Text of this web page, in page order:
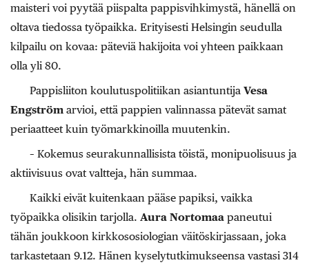
maisteri voi pyytää piispalta pappisvihkimystä, hänellä on
oltava tiedossa työpaikka. Erityisesti Helsingin seudulla
kilpailu on kovaa: päteviä hakijoita voi yhteen paikkaan
olla yli 80.
Pappisliiton koulutuspolitiikan asiantuntija Vesa
Engström arvioi, että pappien valinnassa pätevät samat
periaatteet kuin työmarkkinoilla muutenkin.
– Kokemus seurakunnallisista töistä, monipuolisuus ja
aktiivisuus ovat valtteja, hän summaa.
Kaikki eivät kuitenkaan pääse papiksi, vaikka
työpaikka olisikin tarjolla. Aura Nortomaa paneutui
tähän joukkoon kirkkososiologian väitöskirjassaan, joka
tarkastetaan 9.12. Hänen kyselytutkimukseensa vastasi 314